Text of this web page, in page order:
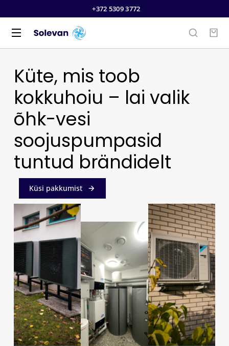
+372 5309 3772
Küte, mis toob
kokkuhoiu – lai valik
õhk-vesi
soojuspumpasid
tuntud brändidelt
Küsi pakkumist